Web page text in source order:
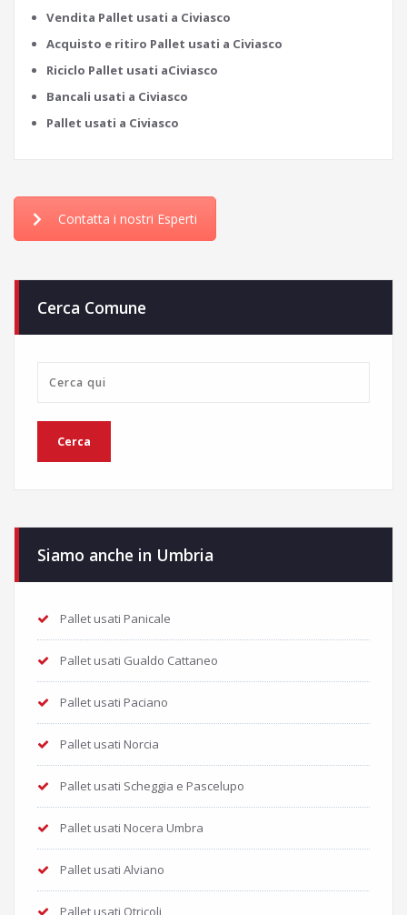
Vendita Pallet usati a Civiasco
Acquisto e ritiro Pallet usati a Civiasco
Riciclo Pallet usati aCiviasco
Bancali usati a Civiasco
Pallet usati a Civiasco
Contatta i nostri Esperti
Cerca Comune
Siamo anche in Umbria
Pallet usati Panicale
Pallet usati Gualdo Cattaneo
Pallet usati Paciano
Pallet usati Norcia
Pallet usati Scheggia e Pascelupo
Pallet usati Nocera Umbra
Pallet usati Alviano
Pallet usati Otricoli